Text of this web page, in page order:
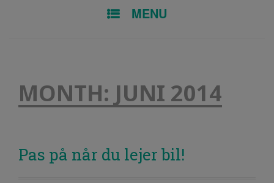
MENU
MONTH: JUNI 2014
Pas på når du lejer bil!